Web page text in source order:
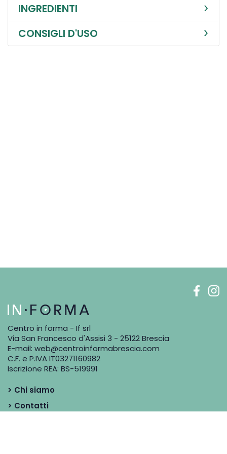
INGREDIENTI
CONSIGLI D'USO
Centro in forma - If srl
Via San Francesco d'Assisi 3 - 25122 Brescia
E-mail: web@centroinformabrescia.com
C.F. e P.IVA IT03271160982
Iscrizione REA: BS-519991
> Chi siamo
> Contatti